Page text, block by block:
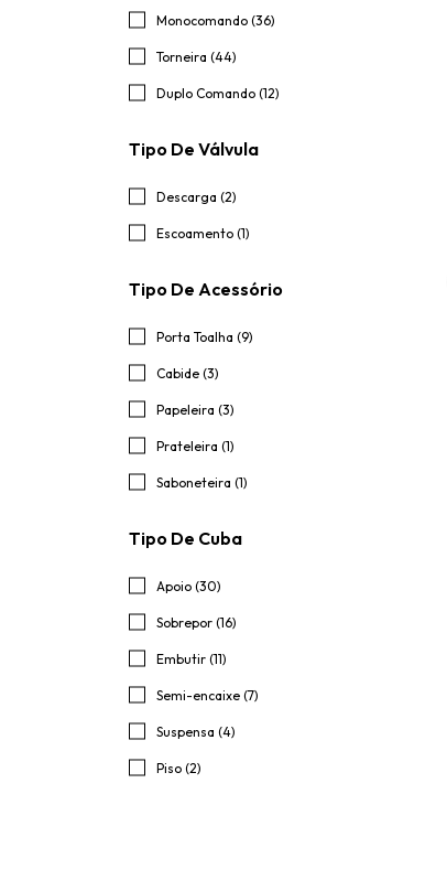
Monocomando (36)
Torneira (44)
Duplo Comando (12)
Tipo De Válvula
Descarga (2)
Escoamento (1)
Tipo De Acessório
Porta Toalha (9)
Cabide (3)
Papeleira (3)
Prateleira (1)
Saboneteira (1)
Tipo De Cuba
Apoio (30)
Sobrepor (16)
Embutir (11)
Semi-encaixe (7)
Suspensa (4)
Piso (2)